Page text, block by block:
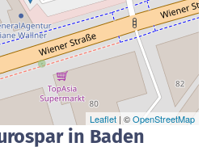
Leaflet | ©OpenStreetMap
in Baden